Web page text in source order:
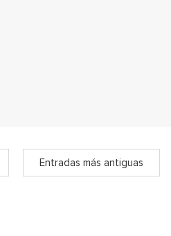
Entradas más antiguas